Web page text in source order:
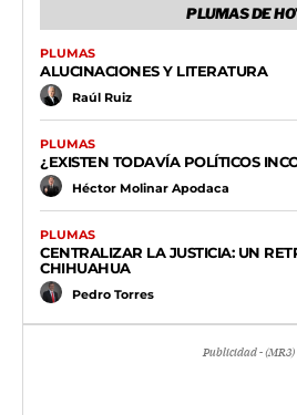
PLUMAS DE
PLUMAS
ALUCINACIONES Y LITERATURA
Raúl Ruiz
PLUMAS
¿EXISTEN TODAVÍA POLÍTICOS
Héctor Molinar Apodaca
PLUMAS
CENTRALIZAR LA JUSTICIA: UN
CHIHUAHUA
Pedro Torres
Publicidad - (MR3)